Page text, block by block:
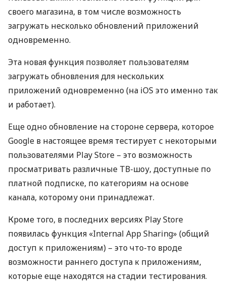
своего магазина, в том числе возможность
загружать несколько обновлений приложений
одновременно.
Эта новая функция позволяет пользователям
загружать обновления для нескольких
приложений одновременно (на iOS это именно так
и работает).
Еще одно обновление на стороне сервера, которое
Google в настоящее время тестирует с некоторыми
пользователями Play Store – это возможность
просматривать различные ТВ-шоу, доступные по
платной подписке, по категориям на основе
канала, которому они принадлежат.
Кроме того, в последних версиях Play Store
появилась функция «Internal App Sharing» (общий
доступ к приложениям) – это что-то вроде
возможности раннего доступа к приложениям,
которые еще находятся на стадии тестирования.